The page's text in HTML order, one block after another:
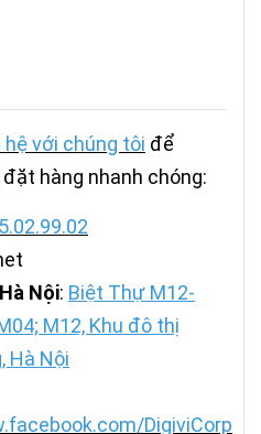
hệ với chúng tôi để
hàng nhanh chóng:
Nội: Biệt Thự M12-
M12, Khu đô thị
Hà Nội
DigiviCorp